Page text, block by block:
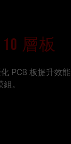
層板
PCB 板提升效
。